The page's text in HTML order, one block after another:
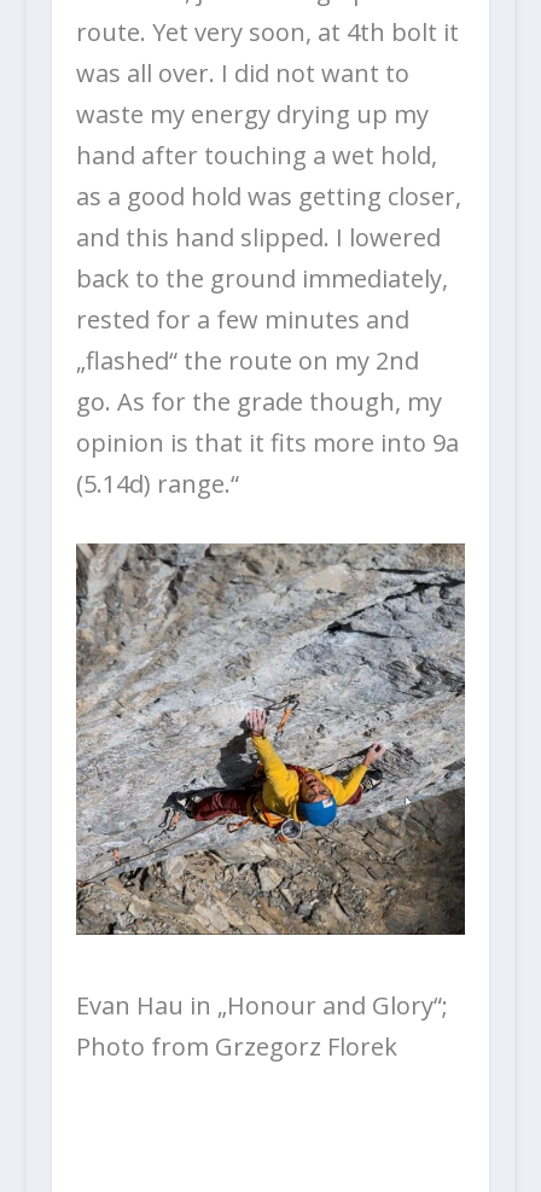
route. Yet very soon, at 4th bolt it
was all over. I did not want to
waste my energy drying up my
hand after touching a wet hold,
as a good hold was getting closer,
and this hand slipped. I lowered
back to the ground immediately,
rested for a few minutes and
„flashed“ the route on my 2nd
go. As for the grade though, my
opinion is that it fits more into 9a
(5.14d) range.“
Evan Hau in „Honour and Glory“;
Photo from Grzegorz Florek